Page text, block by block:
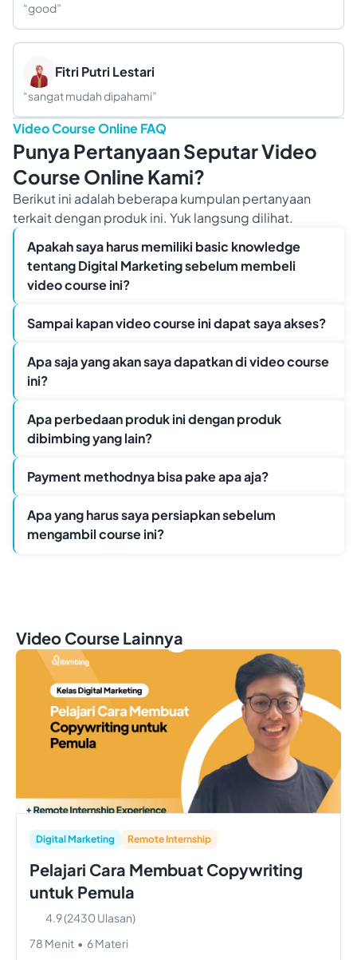
“good”
Fitri Putri Lestari
“sangat mudah dipahami”
Video Course Online FAQ
Punya Pertanyaan Seputar Video
Course Online Kami?
Berikut ini adalah beberapa kumpulan pertanyaan
terkait dengan produk ini. Yuk langsung dilihat.
Apakah saya harus memiliki basic knowledge
tentang Digital Marketing sebelum membeli
video course ini?
Sampai kapan video course ini dapat saya akses?
Apa saja yang akan saya dapatkan di video course
ini?
Apa perbedaan produk ini dengan produk
dibimbing yang lain?
Payment methodnya bisa pake apa aja?
Apa yang harus saya persiapkan sebelum
mengambil course ini?
Video Course Lainnya
Digital Marketing Remote Internship
Pelajari Cara Membuat Copywriting
untuk Pemula
4.9(2430Ulasan)
78 Menit • 6Materi